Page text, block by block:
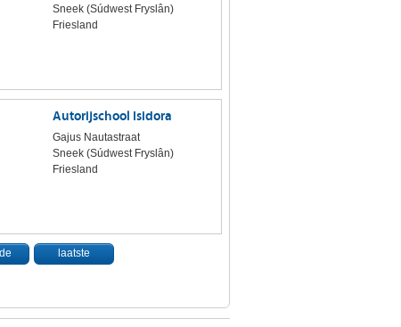
Sneek (Súdwest Fryslân)
Friesland
Autorijschool Isidora
Gajus Nautastraat
Sneek (Súdwest Fryslân)
Friesland
laatste